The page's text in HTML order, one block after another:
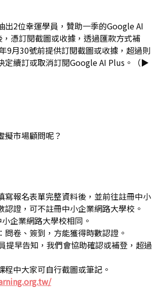
2位幸運學員，贊助一季的Google AI
憑訂閱截圖或收據，透過匯款方式補
9月30號前提供訂閱截圖或收據，超過則
定續訂或取消訂閱Google AI Plus。（▶
擬市場顧問呢？
寫報名表單完整資料後，並前往註冊中小
證，可不註冊中小企業網路大學校。
企業網路大學校相同。
卷、簽到，方能獲得時數認證。
提早告知，我們會協助確認或補登，超過
中大家可自行截圖或筆記。